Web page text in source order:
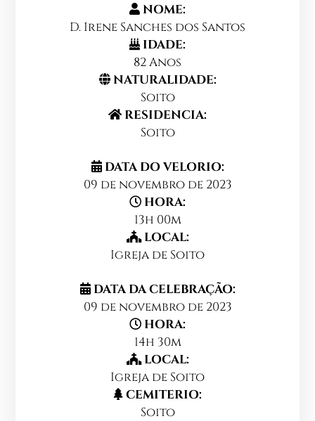
NOME:
D. Irene Sanches dos Santos
IDADE:
82 Anos
NATURALIDADE:
Soito
RESIDENCIA:
Soito
DATA DO VELORIO:
09 de novembro de 2023
HORA:
13h 00m
LOCAL:
Igreja de Soito
DATA DA CELEBRAÇÃO:
09 de novembro de 2023
HORA:
14h 30m
LOCAL:
Igreja de Soito
CEMITERIO:
Soito